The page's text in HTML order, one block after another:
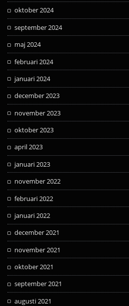
oktober 2024
september 2024
maj 2024
februari 2024
januari 2024
december 2023
november 2023
oktober 2023
april 2023
januari 2023
november 2022
februari 2022
januari 2022
december 2021
november 2021
oktober 2021
september 2021
augusti 2021